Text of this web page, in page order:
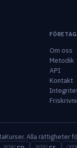
FÖRETAG
Om oss
Metodik
API
Kontakt
Alla rättigheter